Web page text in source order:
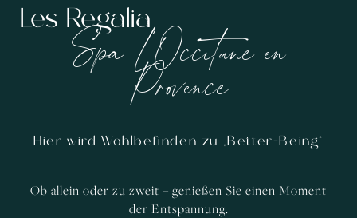
Les Regalia
Spa L’Occitane en
Provence
Hier wird Wohlbefinden zu „Better-Being“
Ob allein oder zu zweit – genießen Sie einen Moment
der Entspannung.